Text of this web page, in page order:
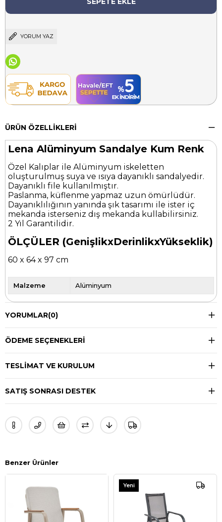
YORUM YAZ
ÜRÜN ÖZELLIKLERI
Lena Alüminyum Sandalye Kum Renk
Özel Kalıplar ile Alüminyum iskeletten
oluşturulmuş suya ve ısıya dayanıklı sandalyedir.
Dayanıklı file kullanılmıştır.
Paslanma, küflenme yapmaz uzun ömürlüdür.
Dayanıklılığının yanında şık tasarımı ile ister iç
mekanda isterseniz dış mekanda kullabilirsiniz.
2 Yıl Garantilidir.
ÖLÇÜLER (GenişlikxDerinlikxYükseklik)
60 x 64 x 97 cm
Malzeme Alüminyum
YORUMLAR(0)
ÖDEME SEÇENEKLERI
TESLIMAT VE KURULUM
SATIŞ SONRASI DESTEK
Benzer Ürünler
Yeni